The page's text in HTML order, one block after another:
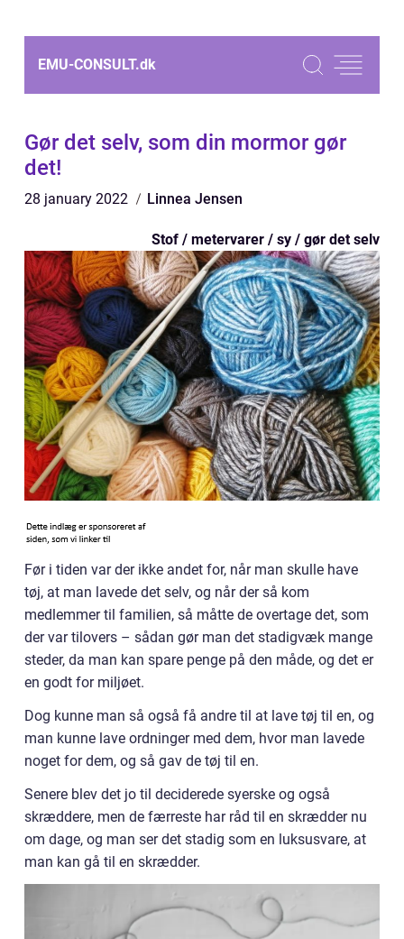
EMU-CONSULT.dk
Gør det selv, som din mormor gør
det!
28 january 2022 Linnea Jensen
Stof / metervarer / sy / gør det selv
Før i tiden var der ikke andet for, når man skulle have
tøj, at man lavede det selv, og når der så kom
medlemmer til familien, så måtte de overtage det, som
der var tilovers – sådan gør man det stadigvæk mange
steder, da man kan spare penge på den måde, og det er
en godt for miljøet.
Dog kunne man så også få andre til at lave tøj til en, og
man kunne lave ordninger med dem, hvor man lavede
noget for dem, og så gav de tøj til en.
Senere blev det jo til deciderede syerske og også
skræddere, men de færreste har råd til en skrædder nu
om dage, og man ser det stadig som en luksusvare, at
man kan gå til en skrædder.